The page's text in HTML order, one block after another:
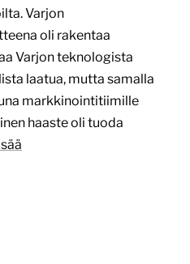
Varjon
oli rakentaa
Varjon teknologista
laatua, mutta samalla
markkinointitiimille
haaste oli tuoda